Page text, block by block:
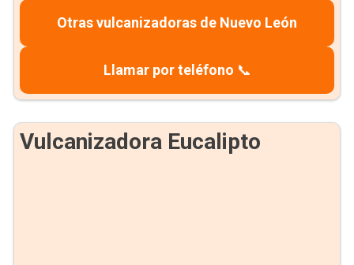
Otras vulcanizadoras de Nuevo León
Llamar por teléfono 📞
Vulcanizadora Eucalipto